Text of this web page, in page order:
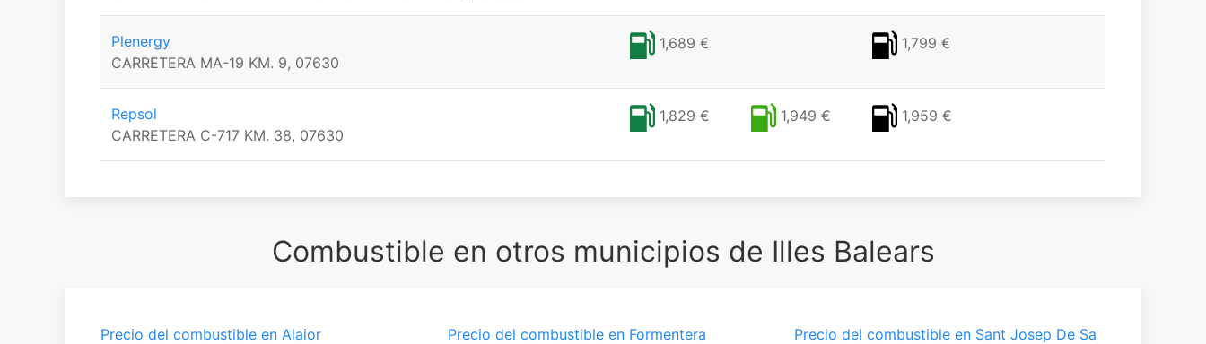
Plenergy
CARRETERA MA-19 KM. 9, 07630
1,689 € 1,799 €
Repsol
CARRETERA C-717 KM. 38, 07630
1,829 € 1,949 € 1,959 €
Combustible en otros municipios de Illes Balears
Precio del combustible en Alaior
Precio del combustible en Formentera
Precio del combustible en Sant Josep De Sa